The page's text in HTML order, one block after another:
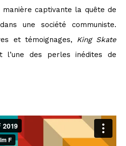
captivante la quête de
une société communiste.
et témoignages, King Skate
l’une des perles inédites de